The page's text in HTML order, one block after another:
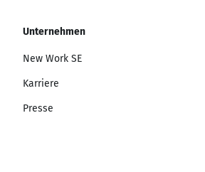
Unternehmen
New Work SE
Karriere
Presse